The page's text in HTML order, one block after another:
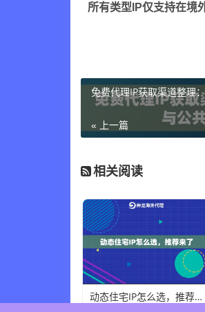
所有类型IP仅支持在境
免费代理IP获取渠道整理
« 上一篇
相关阅读
动态住宅IP怎么选，推荐来了